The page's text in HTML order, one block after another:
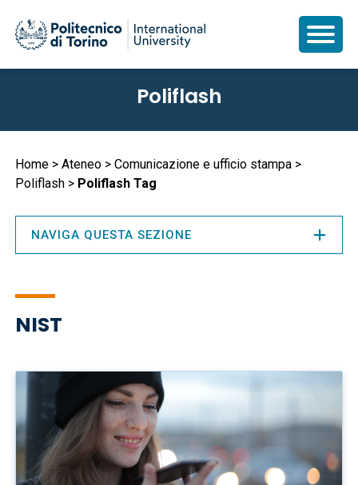
principale
Poliflash
Briciole
di
pane
Home Ateneo
Comunicazione e ufficio stampa
Poliflash
Poliflash Tag
NIST
NAVIGA QUESTA SEZIONE